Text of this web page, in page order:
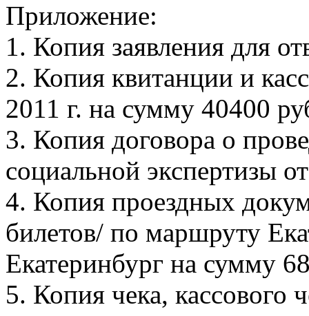
Приложение:
1. Копия заявления для
2. Копия квитанции и
2011 г. на сумму 40400
3. Копия договора о
социальной экспертизы
4. Копия проездных
билетов/ по маршруту
Екатеринбург на сумму
5. Копия чека, кассового